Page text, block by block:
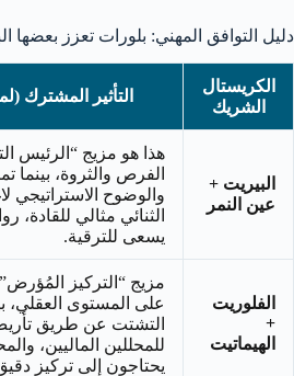
دليل التوافق المهني: بلورات تعزز بعضها
الكريستال
الشريك
التأثير المشترك
البيريت +
عين النمر
هذا هو مزيج “الرئيس
الفرص والثروة، بينما
والوضوح الاستراتيجي
الثنائي مثالي
يسعى للترقية.
الفلوريت
+
الهيماتيت
مزيج “التركيز
على المستوى العقلي،
التشتت عن طريق
للمحللين الماليين،
يحتاجون إلى تركيز